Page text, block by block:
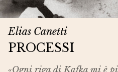
Elias Canetti
PROCESSI
«Ogni riga di Kafka mi è